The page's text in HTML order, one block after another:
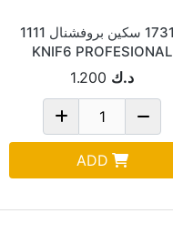
17316 سكين بروفشنال 1111
KNIF6 PROFESIONAL
د.ك 1.200
ADD